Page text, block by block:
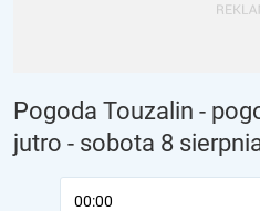
Pogoda Touzalin -
jutro - sobota 8
00:00